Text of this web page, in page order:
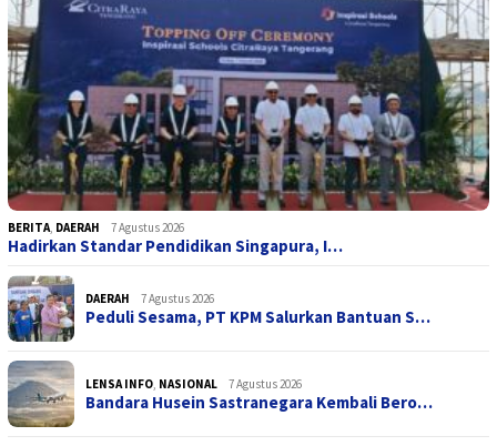
BERITA, DAERAH 7 Agustus 2026
Hadirkan Standar Pendidikan Singapura, I…
DAERAH 7 Agustus 2026
Peduli Sesama, PT KPM Salurkan Bantuan S…
LENSA INFO, NASIONAL 7 Agustus 2026
Bandara Husein Sastranegara Kembali Bero…